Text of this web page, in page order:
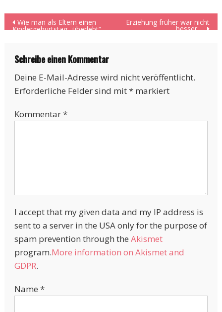
Beitragsnavigation
Wie man als Eltern einen
Kindergeburtstag „überlebt“
Erziehung früher war nicht
besser …
Schreibe einen Kommentar
Deine E-Mail-Adresse wird nicht veröffentlicht.
Erforderliche Felder sind mit*markiert
Kommentar*
I accept that my given data and my IP address is
sent to a server in the USA only for the purpose of
spam prevention through the Akismet
program.More information on Akismet and
GDPR.
Name *